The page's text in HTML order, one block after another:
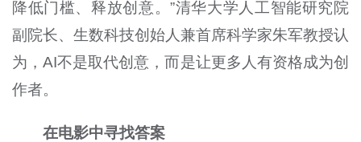
降低门槛、释放创意。”清华大学人工智能研究院
副院长、生数科技创始人兼首席科学家朱军教授认
为，AI不是取代创意，而是让更多人有资格成为创
作者。
在电影中寻找答案